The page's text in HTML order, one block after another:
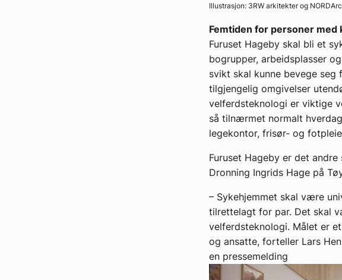
Illustrasjon: 3RW arkitekter og
Femtiden for personer med
Furuset Hageby skal bli et
bogrupper, arbeidsplasser
svikt skal kunne bevege
tilgjengelig omgivelser
velferdsteknologi er viktige
så tilnærmet normalt
legekontor, frisør- og
Furuset Hageby er det
Dronning Ingrids Hage på
– Sykehjemmet skal være
tilrettelagt for par. Det skal
velferdsteknologi. Målet er
og ansatte, forteller Lars
en pressemelding